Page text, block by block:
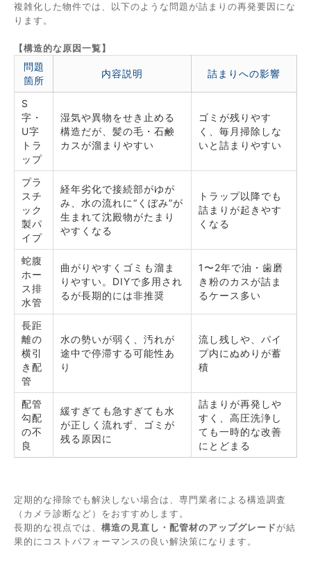
複雑化した物件では、以下のような問題が詰まりの再発要因にな
ります。
【構造的な原因一覧】
問題
箇所
内容説明 詰まりへの影響
S
字・
U字
トラ
ップ
湿気や異物をせき止める
構造だが、髪の毛・石鹸
カスが溜まりやすい
ゴミが残りやす
く、毎月掃除しな
いと詰まりやすい
プラ
スチ
ック
製パ
イプ
経年劣化で接続部がゆが
み、水の流れに“くぼみ”が
生まれて沈殿物がたまり
やすくなる
トラップ以降でも
詰まりが起きやす
くなる
蛇腹
ホー
ス排
水管
曲がりやすくゴミも溜ま
りやすい。DIYで多用され
るが長期的には非推奨
1〜2年で油・歯磨
き粉のカスが詰ま
るケース多い
長距
離の
横引
き配
管
水の勢いが弱く、汚れが
途中で停滞する可能性あ
り
流し残しや、パイ
プ内にぬめりが蓄
積
配管
勾配
の不
良
緩すぎても急すぎても水
が正しく流れず、ゴミが
残る原因に
詰まりが再発しや
すく、高圧洗浄し
ても一時的な改善
にとどまる
定期的な掃除でも解決しない場合は、専門業者による構造調査
（カメラ診断など）をおすすめします。
長期的な視点では、 構造の見直し・配管材のアップグレードが結
果的にコストパフォーマンスの良い解決策になります。